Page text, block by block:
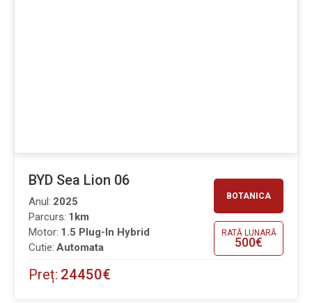
BOTANICA
RATĂ LUNARĂ
500€
BYD Sea Lion 06
Parcurs: 1km
Anul: 2025
Motor: 1.5 Plug-In Hybrid
Cutie: Automata
Preț: 24450€